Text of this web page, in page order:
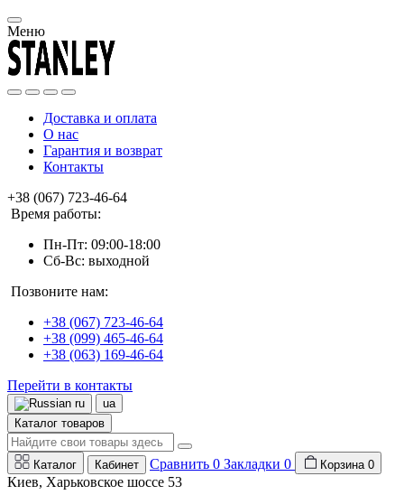
Меню
Доставка и оплата
О нас
Гарантия и возврат
Контакты
+38 (067) 723-46-64
Время работы:
Пн-Пт: 09:00-18:00
Сб-Вс: выходной
Позвоните нам:
+38 (067) 723-46-64
+38 (099) 465-46-64
+38 (063) 169-46-64
Перейти в контакты
ru
ua
Каталог товаров
Каталог Кабинет Сравнить 0 Закладки 0 Корзина 0
Киев, Харьковское шоссе 53